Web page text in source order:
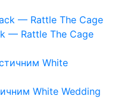
— Rattle The Cage
White Wedding